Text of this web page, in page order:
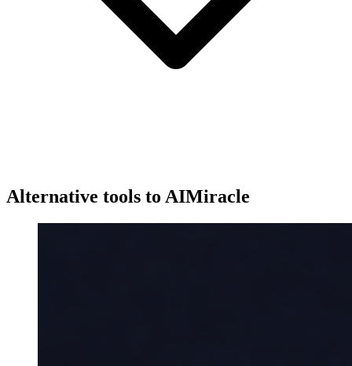
Alternative tools to AIMiracle